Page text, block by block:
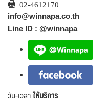
02-4612170
info@winnapa.co.th
Line ID : @winnapa
วัน-เวลาให้บริการ